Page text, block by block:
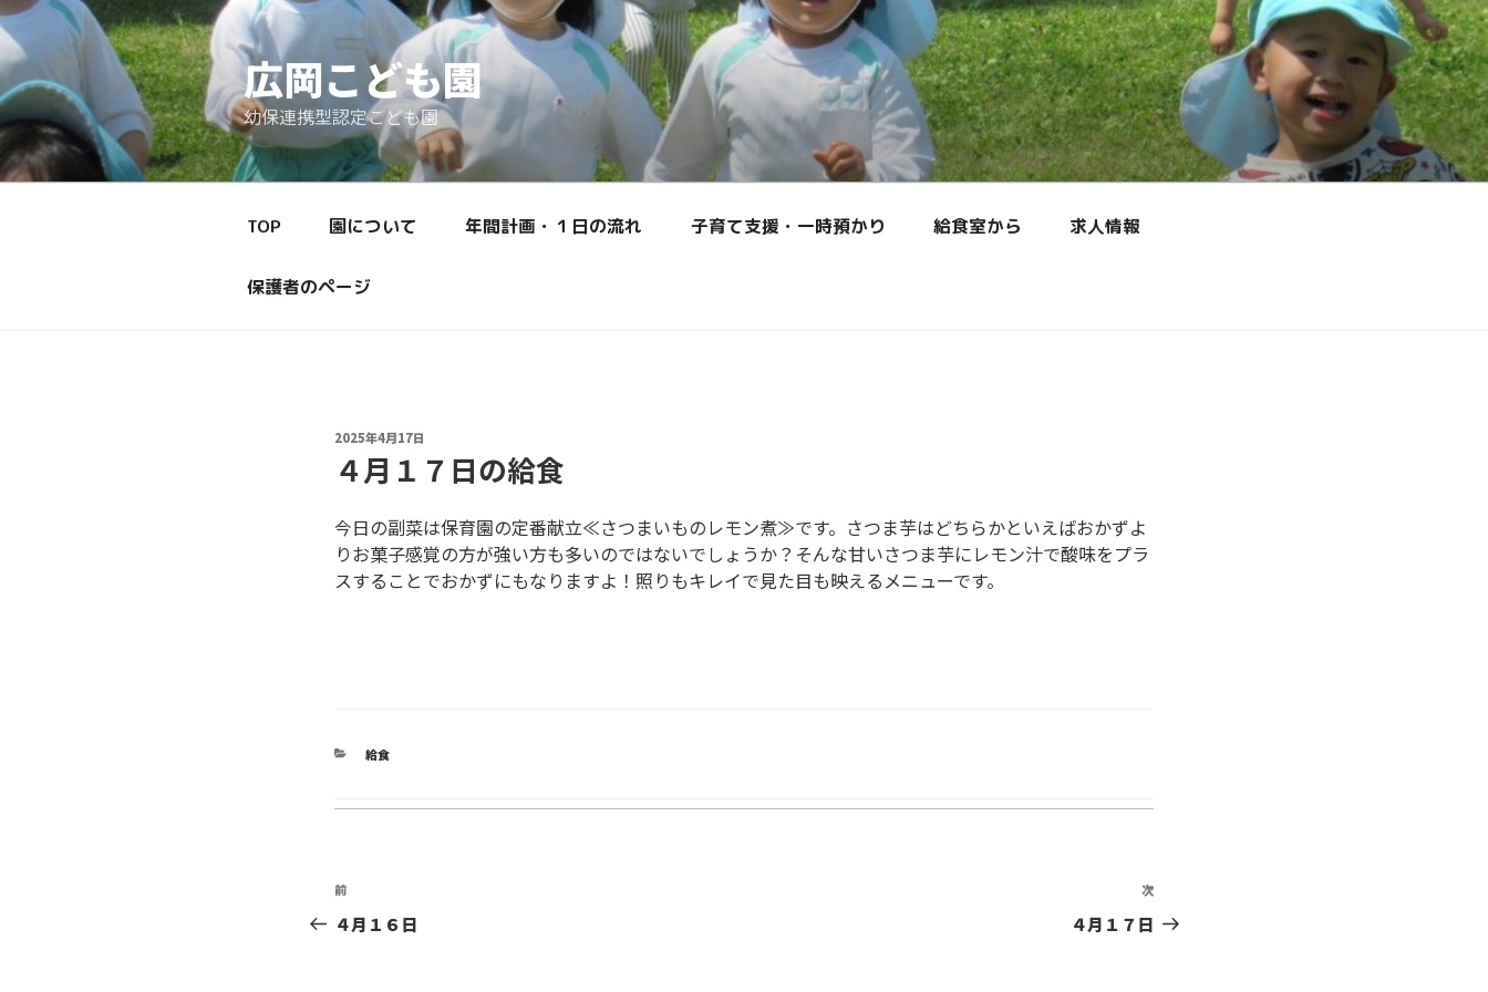
コ
ン
テ
ン
ツ
へ
ス
広岡こども園
幼保連携型認定こども園
TOP 園について 年間計画・１日の流れ 子育て支援・一時預かり 給食室から 求人情報
保護者のページ
投
日:
2025年4月17日
４月１７日の給食
今日の副菜は保育園の定番献立≪さつまいものレモン煮≫です。さつま芋はどちらかといえばおかずよ
りお菓子感覚の方が強い方も多いのではないでしょうか？そんな甘いさつま芋にレモン汁で酸味をプラ
スすることでおかずにもなりますよ！照りもキレイで見た目も映えるメニューです。
カ
リ
給食
投
稿
前
の
前
４月１６日
次
の
次
４月１７日